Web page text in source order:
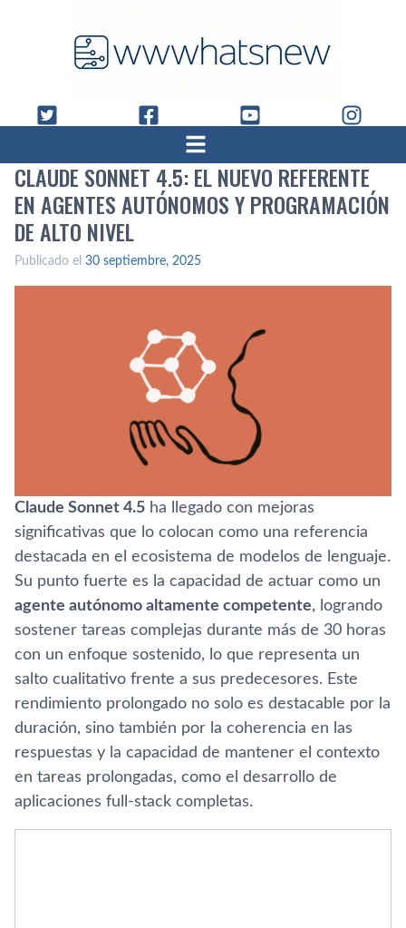
CLAUDE SONNET 4.5: EL NUEVO REFERENTE
EN AGENTES AUTÓNOMOS Y PROGRAMACIÓN
DE ALTO NIVEL
Publicado el 30 septiembre, 2025
Claude Sonnet 4.5 ha llegado con mejoras
significativas que lo colocan como una referencia
destacada en el ecosistema de modelos de lenguaje.
Su punto fuerte es la capacidad de actuar como un
agente autónomo altamente competente, logrando
sostener tareas complejas durante más de 30 horas
con un enfoque sostenido, lo que representa un
salto cualitativo frente a sus predecesores. Este
rendimiento prolongado no solo es destacable por la
duración, sino también por la coherencia en las
respuestas y la capacidad de mantener el contexto
en tareas prolongadas, como el desarrollo de
aplicaciones full-stack completas.